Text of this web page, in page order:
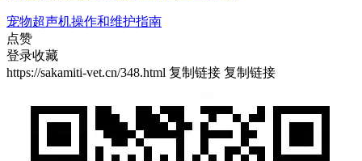
宠物超声机操作和维护指南
点赞
登录收藏
https://sakamiti-vet.cn/348.html 复制链接 复制链接